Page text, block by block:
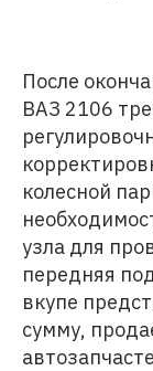
После
ВАЗ 2106
колесной
узла для
передняя
вкупе
сумму,